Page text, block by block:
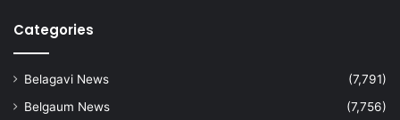
Categories
Belagavi News
(7,791)
Belgaum News
(7,756)